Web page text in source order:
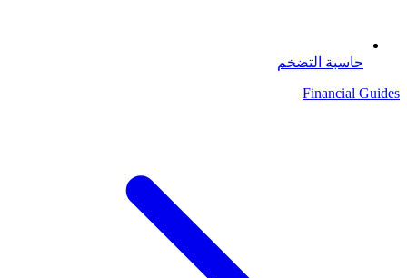
حاسبة التضخم
Financial Guides